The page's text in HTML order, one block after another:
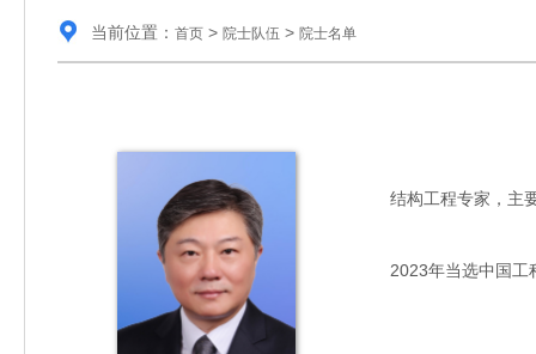
当前位置： 首页> 院士队伍 > 院士名单
结构工程专家，主要
2023年当选中国工